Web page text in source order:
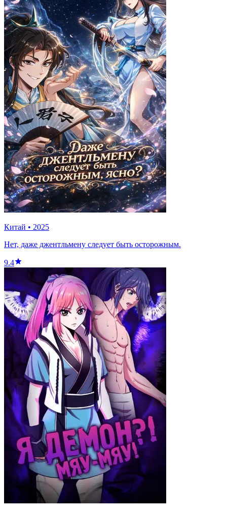
Китай • 2025
Нет, даже джентльмену следует быть осторожным.
9.4